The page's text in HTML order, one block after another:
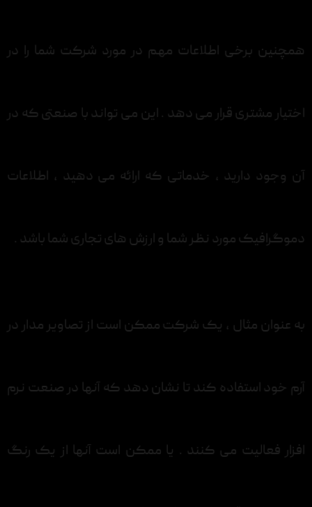
همچنین برخی اطلاعات مهم در مورد شرکت شما را در
اختیار مشتری قرار می دهد . این می تواند با صنعتی که در
آن وجود دارید ، خدماتی که ارائه می دهید ، اطلاعات
دموگرافیک مورد نظر شما و ارزش های تجاری شما باشد .
به عنوان مثال ، یک شرکت ممکن است از تصاویر مدار در
آرم خود استفاده کند تا نشان دهد که آنها در صنعت نرم
افزار فعالیت می کنند . یا ممکن است آنها از یک رنگ